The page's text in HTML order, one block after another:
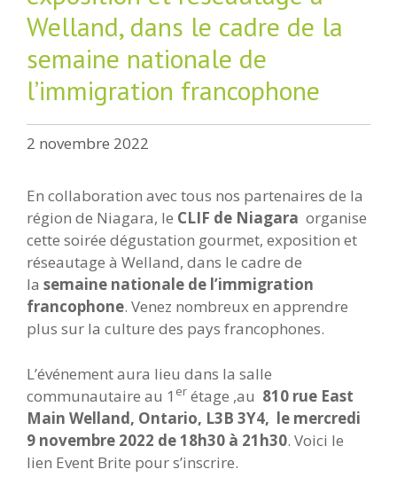
Welland, dans le cadre de la
semaine nationale de
l’immigration francophone
2 novembre 2022
En collaboration avec tous nos partenaires de la
région de Niagara, le CLIF de Niagara organise
cette soirée dégustation gourmet, exposition et
réseautage à Welland, dans le cadre de
la semaine nationale de l’immigration
francophone. Venez nombreux en apprendre
plus sur la culture des pays francophones.
L’événement aura lieu dans la salle
communautaire au 1 er étage ,au 810 rue East
Main Welland, Ontario, L3B 3Y4, le mercredi
9 novembre 2022 de 18h30 à 21h30. Voici le
lien Event Brite pour s’inscrire.